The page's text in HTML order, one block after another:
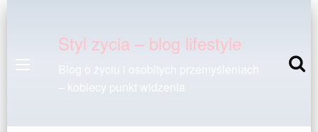
Styl zycia – blog lifestyle
– kobiecy punkt widzenia